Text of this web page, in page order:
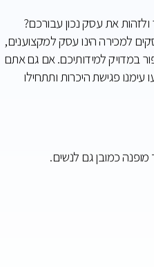
את עסק נכון עבורכם?
למכירה הינו עסק למקצוענים,
במדויק למידותיכם. אם גם אתם
פגישת היכרות ותתחילו
כמובן גם לנשים.